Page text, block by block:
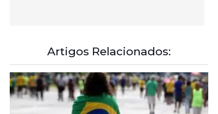
Artigos Relacionados: